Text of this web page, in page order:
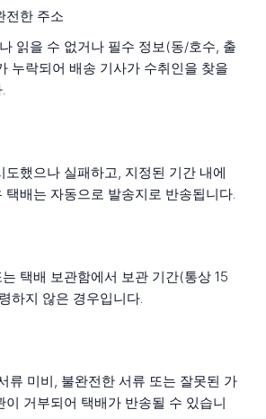
전한 주소
읽을 수 없거나 필수 정보(동/호수, 출
누락되어 배송 기사가 수취인을 찾을
도했으나 실패하고, 지정된 기간 내에
택배는 자동으로 발송지로 반송됩니다.
택배 보관함에서 보관 기간(통상 15
하지 않은 경우입니다.
류 미비, 불완전한 서류 또는 잘못된 가
이 거부되어 택배가 반송될 수 있습니